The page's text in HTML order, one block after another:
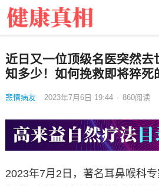
近日又一位顶级名医突然去
知多少！如何挽救即将猝死
悲情病友 2023年7月6日 19:44 · 860阅读
2023年7月2日，著名耳鼻喉科